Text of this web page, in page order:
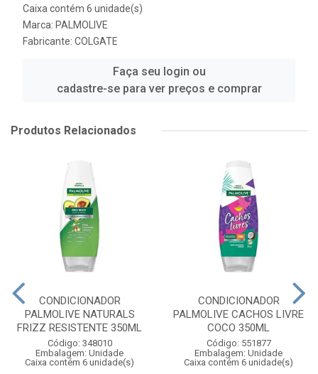
Caixa contém 6 unidade(s)
Marca: PALMOLIVE
Fabricante: COLGATE
Faça seu login ou
cadastre-se para ver preços e comprar
Produtos Relacionados
CONDICIONADOR
PALMOLIVE NATURALS
FRIZZ RESISTENTE 350ML
Código: 348010
Embalagem: Unidade
Caixa contém 6 unidade(s)
CONDICIONADOR
PALMOLIVE CACHOS LIVRE
COCO 350ML
Código: 551877
Embalagem: Unidade
Caixa contém 6 unidade(s)